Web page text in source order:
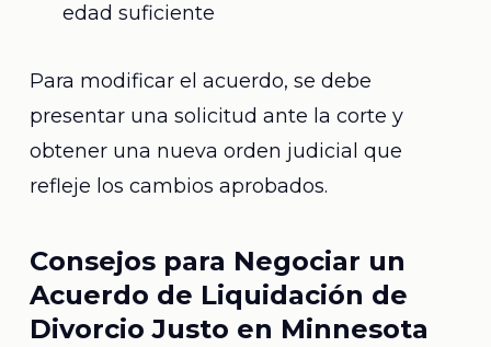
edad suficiente
Para modificar el acuerdo, se debe
presentar una solicitud ante la corte y
obtener una nueva orden judicial que
refleje los cambios aprobados.
Consejos para Negociar un
Acuerdo de Liquidación de
Divorcio Justo en Minnesota